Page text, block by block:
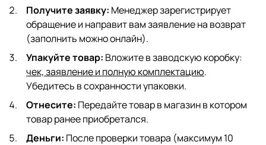
Получите заявку: Менеджер зарегистрирует
обращение и направит вам заявление на возврат
(заполнить можно онлайн).
Упакуйте товар: Вложите в заводскую коробку:
чек, заявление и полную комплектацию.
Убедитесь в сохранности упаковки.
Отнесите: Передайте товар в магазин в котором
товар ранее приобретался.
Деньги: После проверки товара (максимум 10